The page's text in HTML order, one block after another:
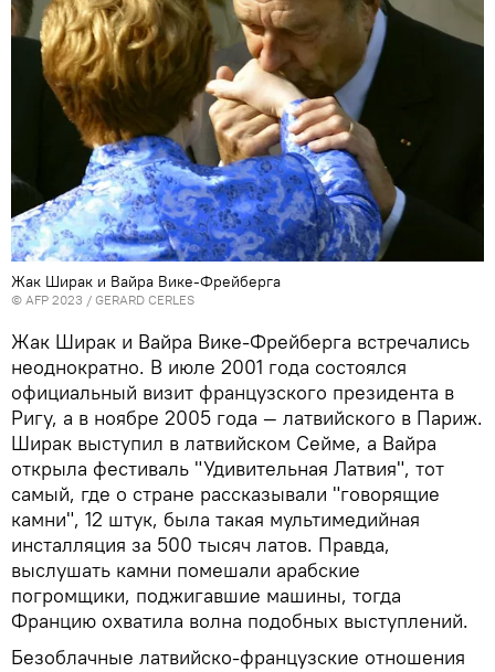
Жак Ширак и Вайра Вике-Фрейберга
© AFP 2023 / GERARD CERLES
Жак Ширак и Вайра Вике-Фрейберга встречались
неоднократно. В июле 2001 года состоялся
официальный визит французского президента в
Ригу, а в ноябре 2005 года — латвийского в Париж.
Ширак выступил в латвийском Сейме, а Вайра
открыла фестиваль "Удивительная Латвия", тот
самый, где о стране рассказывали "говорящие
камни", 12 штук, была такая мультимедийная
инсталляция за 500 тысяч латов. Правда,
выслушать камни помешали арабские
погромщики, поджигавшие машины, тогда
Францию охватила волна подобных выступлений.
Безоблачные латвийско-французские отношения